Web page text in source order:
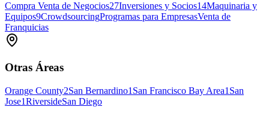
Compra Venta de Negocios27Inversiones y Socios14Maquinaria y
Equipos9CrowdsourcingProgramas para EmpresasVenta de
Franquicias
Otras Áreas
Orange County2San Bernardino1 San Francisco Bay Area1 San
Jose1RiversideSan Diego